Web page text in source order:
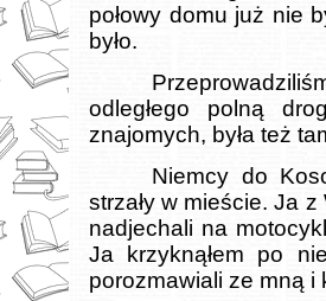
połowy domu już nie
było.
odległego polną
znajomych, była też
Niemcy do
strzały w mieście. Ja
nadjechali na
Ja krzyknąłem po
porozmawiali ze mną i